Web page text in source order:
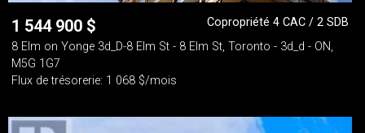
1 544 900 $
Copropriété 4 CAC / 2 SDB
8 Elm on Yonge 3d_D-8 Elm St - 8 Elm St, Toronto - 3d_d - ON,
M5G 1G7
Flux de trésorerie: 1 068 $/mois